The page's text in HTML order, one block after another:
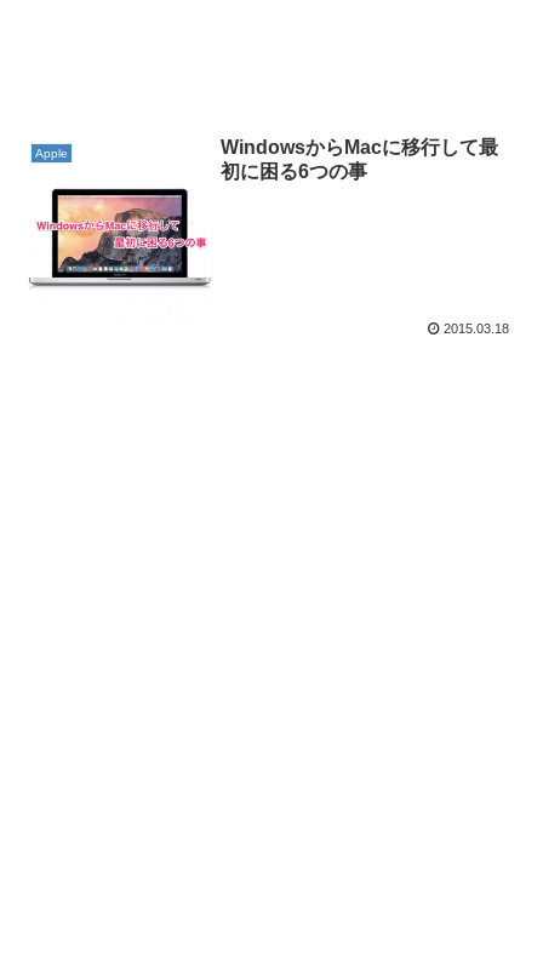
Apple
WindowsからMacに移行して最
初に困る6つの事
2015.03.18